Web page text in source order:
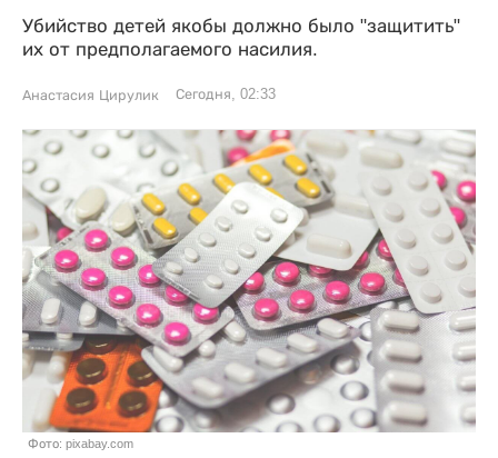
Убийство детей якобы должно было "защитить"
их от предполагаемого насилия.
Анастасия Цирулик Сегодня, 02:33
Фото: pixabay.com